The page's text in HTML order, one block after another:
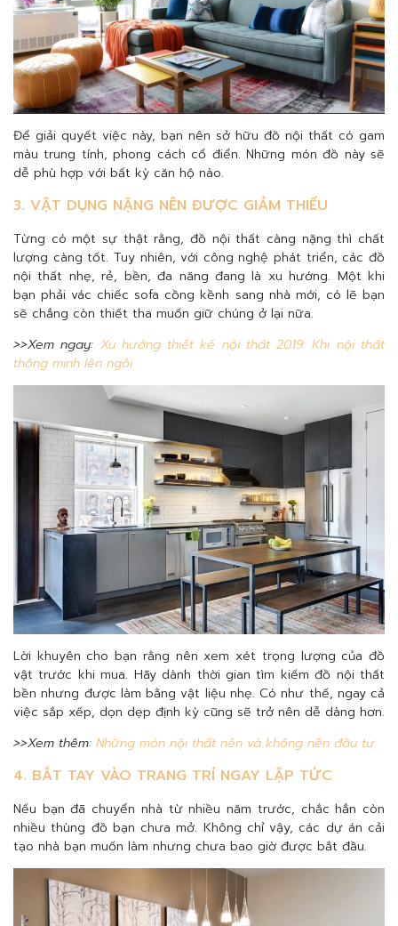
Để giải quyết việc này, bạn nên sở hữu đồ nội thất có gam
màu trung tính, phong cách cổ điển. Những món đồ này sẽ
dễ phù hợp với bất kỳ căn hộ nào.
3. VẬT DỤNG NẶNG NÊN ĐƯỢC GIẢM THIỂU
Từng có một sự thật rằng, đồ nội thất càng nặng thì chất
lượng càng tốt. Tuy nhiên, với công nghệ phát triển, các đồ
nội thất nhẹ, rẻ, bền, đa năng đang là xu hướng. Một khi
bạn phải vác chiếc sofa cồng kềnh sang nhà mới, có lẽ bạn
sẽ chẳng còn thiết tha muốn giữ chúng ở lại nữa.
>>Xem ngay: Xu hướng thiết kế nội thất 2019: Khi nội thất
thông minh lên ngôi
Lời khuyên cho bạn rằng nên xem xét trọng lượng của đồ
vật trước khi mua. Hãy dành thời gian tìm kiếm đồ nội thất
bền nhưng được làm bằng vật liệu nhẹ. Có như thế, ngay cả
việc sắp xếp, dọn dẹp định kỳ cũng sẽ trở nên dễ dàng hơn.
>>Xem thêm: Những món nội thất nên và không nên đầu tư
4. BẮT TAY VÀO TRANG TRÍ NGAY LẬP TỨC
Nếu bạn đã chuyển nhà từ nhiều năm trước, chắc hẳn còn
nhiều thùng đồ bạn chưa mở. Không chỉ vậy, các dự án cải
tạo nhà bạn muốn làm nhưng chưa bao giờ được bắt đầu.